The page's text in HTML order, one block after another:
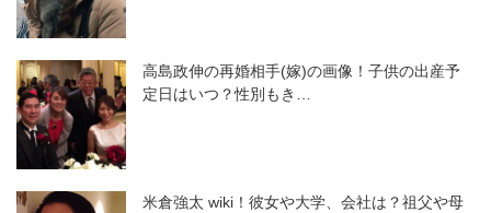
高島政伸の再婚相手(嫁)の画像！子供の出産予
定日はいつ？性別もき…
米倉強太 wiki！彼女や大学、会社は？祖父や母